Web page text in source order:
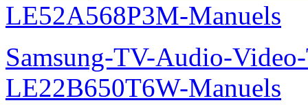
LE52A568P3M-Manuels
Samsung-TV-Audio-
LE22B650T6W-Manuels